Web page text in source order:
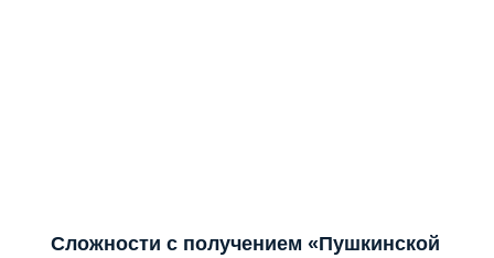
Сложности с получением «Пушкинской